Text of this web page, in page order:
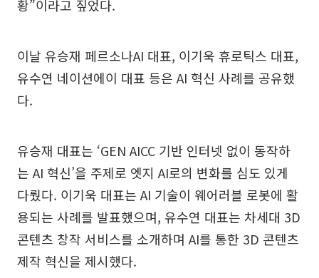
황”이라고 짚었다.
이날 유승재 페르소나AI 대표, 이기욱 휴로틱스 대표,
유수연 네이션에이 대표 등은 AI 혁신 사례를 공유했
다.
유승재 대표는 ‘GEN AICC 기반 인터넷 없이 동작하
는 AI 혁신’을 주제로 엣지 AI로의 변화를 심도 있게
다뤘다. 이기욱 대표는 AI 기술이 웨어러블 로봇에 활
용되는 사례를 발표했으며, 유수연 대표는 차세대 3D
콘텐츠 창작 서비스를 소개하며 AI를 통한 3D 콘텐츠
제작 혁신을 제시했다.